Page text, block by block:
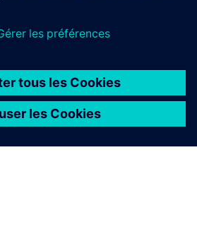
designation. Gartner publications
and should not be
or implied, with respect to this
warranties of merchantability or
GARTNER is a trademark of
affiliates.